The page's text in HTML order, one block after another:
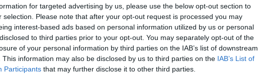
for targeted advertising by us, please use the below opt-out section to
selection. Please note that after your opt-out request is processed you may
interest-based ads based on personal information utilized by us or personal
to third parties prior to your opt-out. You may separately opt-out of the
of your personal information by third parties on the IAB’s list of downstream
This information may also be disclosed by us to third parties on the IAB’s List of
Participants that may further disclose it to other third parties.
d’un fabricant de lave-vaisselle qui accumule les avis
en ligne et les sites d’évaluation dressent tous le même
après-vente qui peine à rassurer. À en croire les